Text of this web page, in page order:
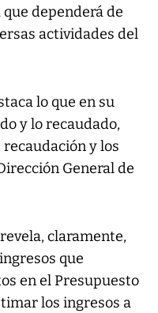
dependerá de
actividades del
lo que en su
y lo recaudado,
y los
General de
claramente,
que
en el Presupuesto
los ingresos a